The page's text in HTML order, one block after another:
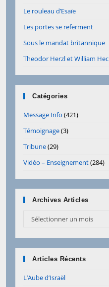
Le rouleau d’Esaïe
Les portes se referment
Sous le mandat britannique
Theodor Herzl et William
Catégories
Message Info (421)
Témoignage(3)
Tribune(29)
Vidéo – Enseignement(284)
Archives Articles
Archives
Sélectionner un mois
Articles Récents
L’Aube d’Israël